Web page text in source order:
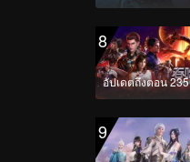
8
อัปเดตถึงตอน 235
9